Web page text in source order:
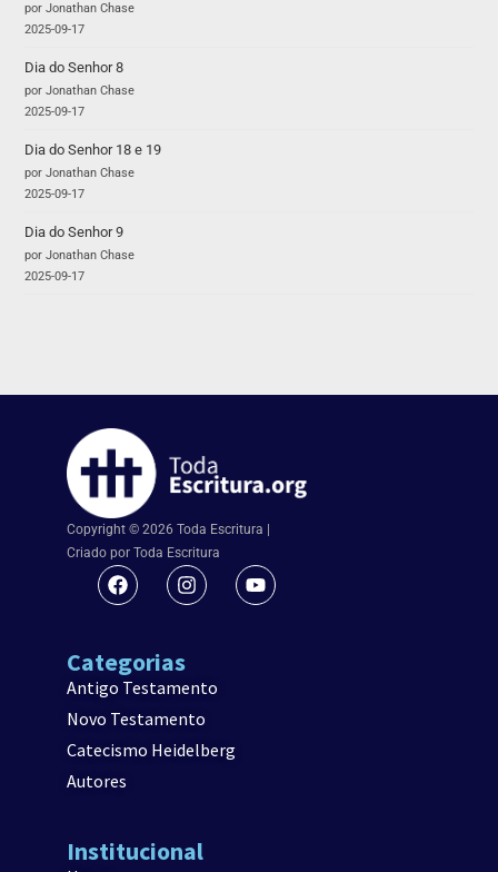
por Jonathan Chase
2025-09-17
Dia do Senhor 8
por Jonathan Chase
2025-09-17
Dia do Senhor 18 e 19
por Jonathan Chase
2025-09-17
Dia do Senhor 9
por Jonathan Chase
2025-09-17
Copyright © 2026 Toda Escritura |
Criado por Toda Escritura
Categorias
Antigo Testamento
Novo Testamento
Catecismo Heidelberg
Autores
Institucional